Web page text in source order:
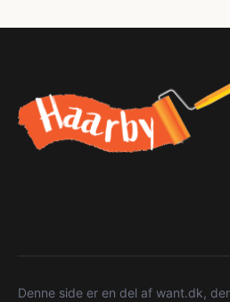
Denne side er en del af want.dk,